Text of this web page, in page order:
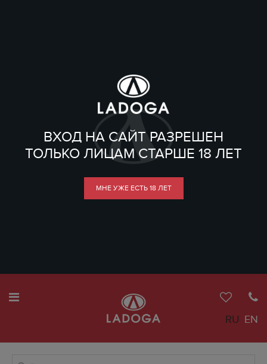
ВХОД НА САЙТ РАЗРЕШЕН
ТОЛЬКО ЛИЦАМ СТАРШЕ 18 ЛЕТ
МНЕ УЖЕ ЕСТЬ 18 ЛЕТ
RU EN